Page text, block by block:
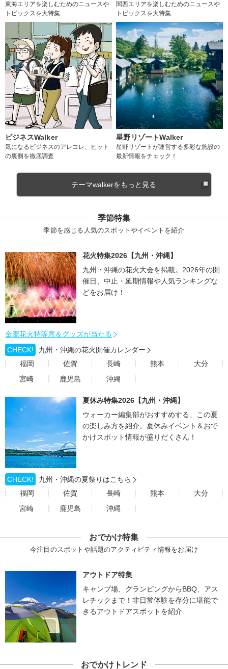
東海エリアを楽しむためのニュースや
トピックスを大特集
関西エリアを楽しむためのニュースや
トピックスを大特集
ビジネスWalker
気になるビジネスのアレコレ、ヒット
の裏側を徹底調査
星野リゾートWalker
星野リゾートが運営する多彩な施設の
最新情報をチェック！
テーマwalkerをもっと見る
季節特集
季節を感じる人気のスポットやイベントを紹介
花火特集2026【九州・沖縄】
九州・沖縄の花火大会を掲載。2026年の開
催日、中止・延期情報や人気ランキングな
どをお届け！
金麦花火特等席＆グッズが当たる
CHECK!
九州・沖縄の花火開催カレンダー
福岡
佐賀 長崎 熊本
大分
宮崎
鹿児島 沖縄
夏休み特集2026【九州・沖縄】
ウォーカー編集部がおすすめする、この夏
の楽しみ方を紹介。夏休みイベント＆おで
かけスポット情報が盛りだくさん！
CHECK!
九州・沖縄の夏祭りはこちら
福岡
佐賀 長崎 熊本
大分
宮崎
鹿児島 沖縄
おでかけ特集
今注目のスポットや話題のアクティビティ情報をお届け
アウトドア特集
キャンプ場、グランピングからBBQ、アス
レチックまで！非日常体験を存分に堪能で
きるアウトドアスポットを紹介
おでかけトレンド